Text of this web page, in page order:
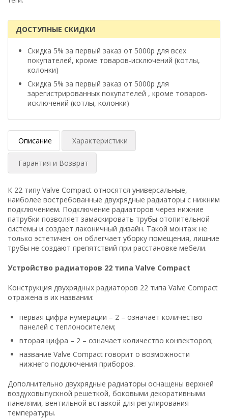
ДОСТУПНЫЕ СКИДКИ
Скидка 5% за первый заказ от 5000р для всех
покупателей, кроме товаров-исключений (котлы,
колонки)
Скидка 5% за первый заказ от 5000р для
зарегистрированных покупателей , кроме товаров-
исключений (котлы, колонки)
Описание Характеристики
Гарантия и Возврат
К 22 типу Valve Compact относятся универсальные,
наиболее востребованные двухрядные радиаторы с нижним
подключением. Подключение радиаторов через нижние
патрубки позволяет замаскировать трубы отопительной
системы и создает лаконичный дизайн. Такой монтаж не
только эстетичен: он облегчает уборку помещения, лишние
трубы не создают препятствий при расстановке мебели.
Устройство радиаторов 22 типа Valve Compact
Конструкция двухрядных радиаторов 22 типа Valve Compact
отражена в их названии:
первая цифра нумерации – 2 – означает количество
панелей с теплоносителем;
вторая цифра – 2 – означает количество конвекторов;
название Valve Compact говорит о возможности
нижнего подключения приборов.
Дополнительно двухрядные радиаторы оснащены верхней
воздуховыпускной решеткой, боковыми декоративными
панелями, вентильной вставкой для регулирования
температуры.